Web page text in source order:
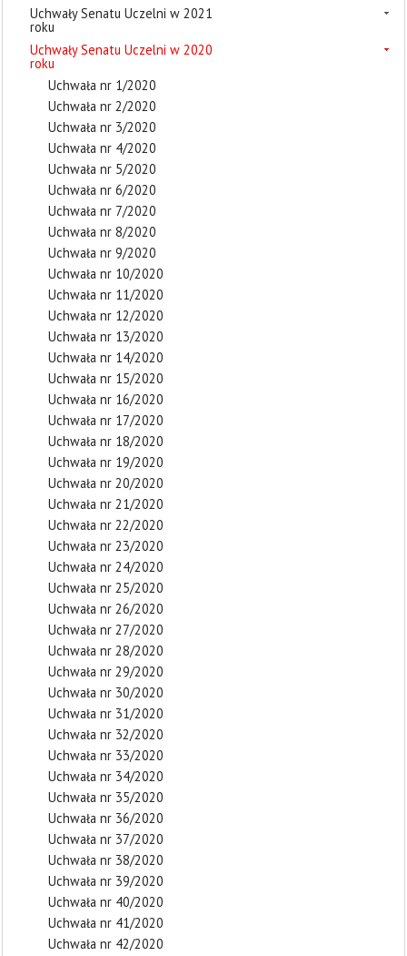
Uchwały Senatu Uczelni w 2021
roku
Uchwały Senatu Uczelni w 2020
roku
Uchwała nr 1/2020
Uchwała nr 2/2020
Uchwała nr 3/2020
Uchwała nr 4/2020
Uchwała nr 5/2020
Uchwała nr 6/2020
Uchwała nr 7/2020
Uchwała nr 8/2020
Uchwała nr 9/2020
Uchwała nr 10/2020
Uchwała nr 11/2020
Uchwała nr 12/2020
Uchwała nr 13/2020
Uchwała nr 14/2020
Uchwała nr 15/2020
Uchwała nr 16/2020
Uchwała nr 17/2020
Uchwała nr 18/2020
Uchwała nr 19/2020
Uchwała nr 20/2020
Uchwała nr 21/2020
Uchwała nr 22/2020
Uchwała nr 23/2020
Uchwała nr 24/2020
Uchwała nr 25/2020
Uchwała nr 26/2020
Uchwała nr 27/2020
Uchwała nr 28/2020
Uchwała nr 29/2020
Uchwała nr 30/2020
Uchwała nr 31/2020
Uchwała nr 32/2020
Uchwała nr 33/2020
Uchwała nr 34/2020
Uchwała nr 35/2020
Uchwała nr 36/2020
Uchwała nr 37/2020
Uchwała nr 38/2020
Uchwała nr 39/2020
Uchwała nr 40/2020
Uchwała nr 41/2020
Uchwała nr 42/2020